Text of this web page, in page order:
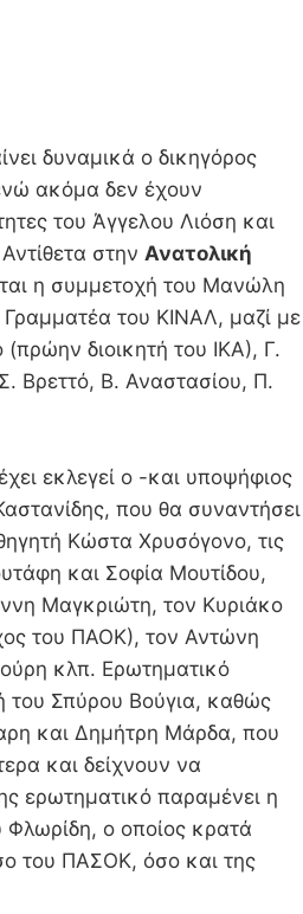
δυναμικά ο δικηγόρος
ακόμα δεν έχουν
του Άγγελου Λιόση και
στην Ανατολική
η συμμετοχή του Μανώλη
του ΚΙΝΑΛ, μαζί με
(πρώην διοικητή του ΙΚΑ), Γ.
Βρεττό, Β. Αναστασίου, Π.
έχει εκλεγεί ο -και υποψήφιος
που θα συναντήσει
Κώστα Χρυσόγονο, τις
και Σοφία Μουτίδου,
Μαγκριώτη, τον Κυριάκο
του ΠΑΟΚ), τον Αντώνη
κλπ. Ερωτηματικό
του Σπύρου Βούγια, καθώς
και Δημήτρη Μάρδα, που
και δείχνουν να
ερωτηματικό παραμένει η
Φλωρίδη, ο οποίος κρατά
του ΠΑΣΟΚ, όσο και της